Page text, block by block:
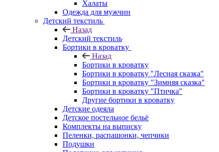
Халаты
Одежда для мужчин
Детский текстиль
Назад
Детский текстиль
Бортики в кроватку
Назад
Бортики в кроватку
Бортики в кроватку "Лесная сказка"
Бортики в кроватку "Зимняя сказка"
Бортики в кроватку "Птичка"
Другие бортики в кроватку
Детские одеяла
Детское постельное бельё
Комплекты на выписку
Пеленки, распашонки, чепчики
Подушки